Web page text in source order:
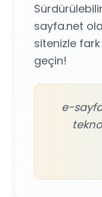
sayfa.net
sitenizle
geçin!
e-